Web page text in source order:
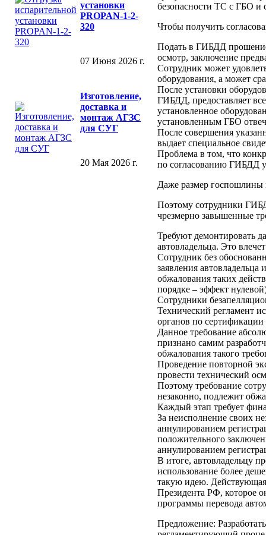
установки
PROPAN-1-2-
320
07 Июня 2026 г.
Изготовление,
доставка и
монтаж АГЗС
для СУГ
20 Мая 2026 г.
безопасности ТС с ГБО
Чтобы получить
Подать в ГИБДД прошение
осмотр, заключение
Сотрудник может
оборудования, а может
После установки
ГИБДД, предоставляет
установленное
установленным ГБО
После совершения
выдает специальное
Проблема в том, что
по согласованию ГИБДД
Даже размер госпошлины
Поэтому сотрудники
чрезмерно завышенные
Требуют демонтировать
автовладельца. Это
Сотрудник без
заявления
обжалования таких
порядке – эффект
Сотрудники
Технический регламент
органов по
Данное требование
признано самим
обжалования такого
Проведение повторной
провести технический
Поэтому требование
незаконно, подлежит
Каждый этап требует
За неисполнение своих
аннулированием
положительного
аннулированием
В итоге, автовладельцу
использование более
такую идею.
Президента РФ, которое
программы перевода
Предложение: